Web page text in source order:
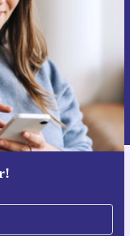
znajdują się w
refurbed